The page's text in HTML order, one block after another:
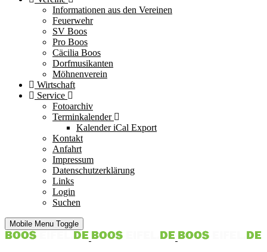
Informationen aus den Vereinen
Feuerwehr
SV Boos
Pro Boos
Cäcilia Boos
Dorfmusikanten
Möhnenverein
Wirtschaft
Service
Fotoarchiv
Terminkalender
Kalender iCal Export
Kontakt
Anfahrt
Impressum
Datenschutzerklärung
Links
Login
Suchen
Mobile Menu Toggle